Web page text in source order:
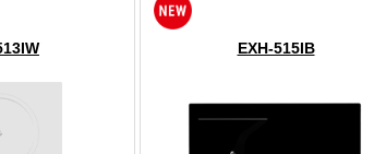
размеров, представленное такими параметрами,
а также с количеством конфорок до 5 штук, с
и количества членов семьи;
которую обеспечивают такие дополнительные
позволяющая купить встроенную варочную
EXH-515IB